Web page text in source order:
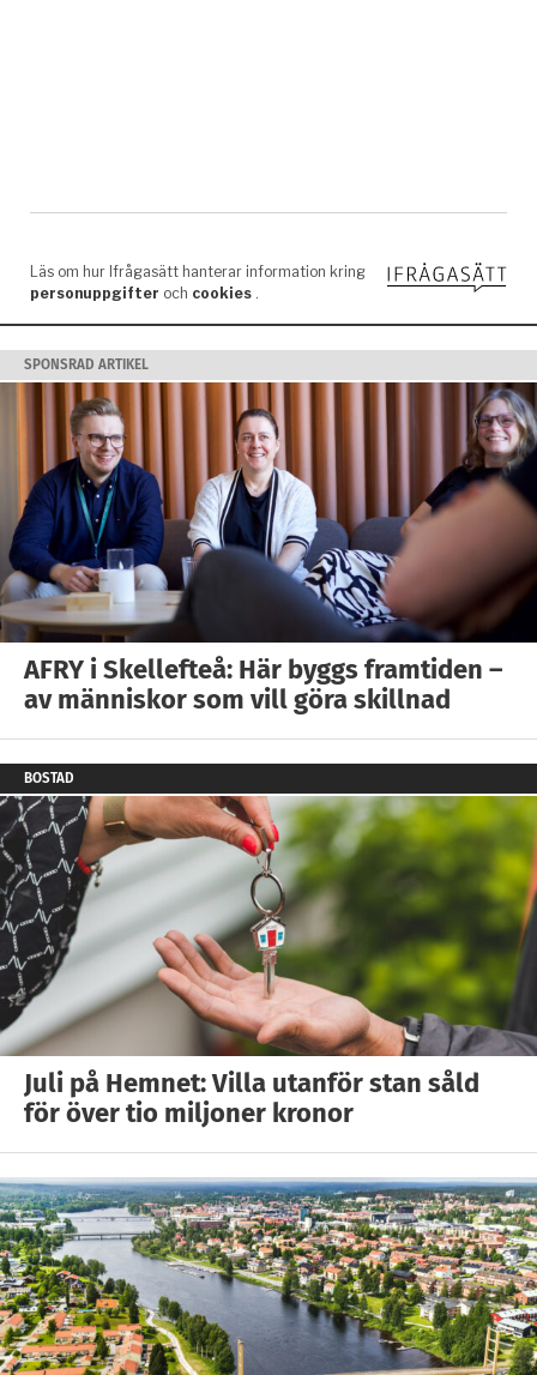
SPONSRAD ARTIKEL
AFRY i Skellefteå: Här byggs framtiden –
av människor som vill göra skillnad
BOSTAD
Juli på Hemnet: Villa utanför stan såld
för över tio miljoner kronor